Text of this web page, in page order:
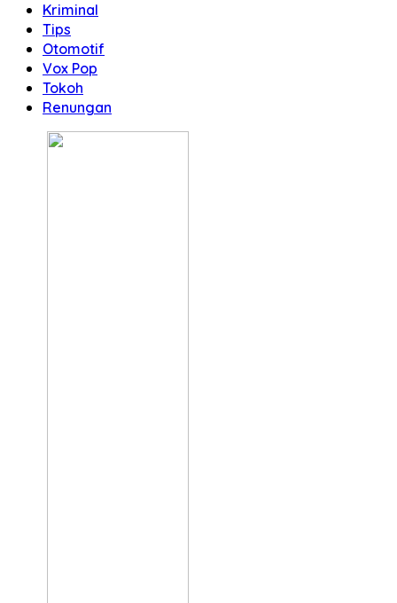
Kriminal
Tips
Otomotif
Vox Pop
Tokoh
Renungan